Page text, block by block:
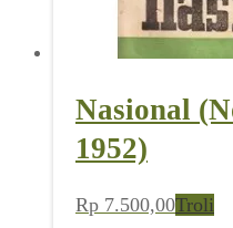
Nasional
1952)
Rp 7.500,00Troli